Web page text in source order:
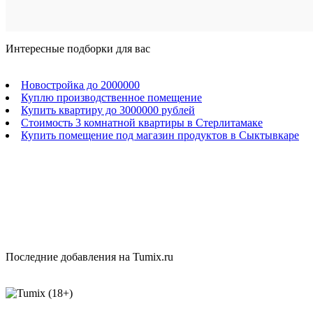
Интересные подборки для вас
Новостройка до 2000000
Куплю производственное помещение
Купить квартиру до 3000000 рублей
Стоимость 3 комнатной квартиры в Стерлитамаке
Купить помещение под магазин продуктов в Сыктывкаре
Последние добавления на Tumix.ru